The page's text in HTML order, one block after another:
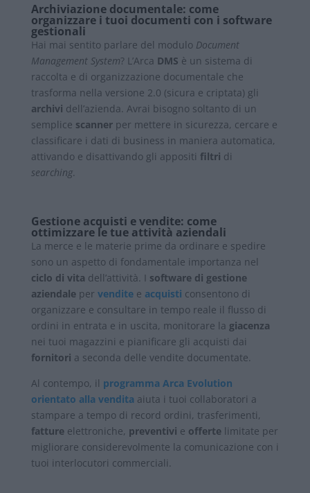
Archiviazione documentale: come
organizzare i tuoi documenti con i software
gestionali
Hai mai sentito parlare del modulo Document
Management System? L’Arca DMS è un sistema di
raccolta e di organizzazione documentale che
trasforma nella versione 2.0 (sicura e criptata) gli
archivi dell’azienda. Avrai bisogno soltanto di un
semplice scannerper mettere in sicurezza, cercare e
classificare i dati di business in maniera automatica,
attivando e disattivando gli appositi filtri di
searching.
Gestione acquisti e vendite: come
ottimizzare le tue attività aziendali
La merce e le materie prime da ordinare e spedire
sono un aspetto di fondamentale importanza nel
ciclo di vita dell’attività. I software di gestione
aziendaleper vendite e acquisti consentono di
organizzare e consultare in tempo reale il flusso di
ordini in entrata e in uscita, monitorare la giacenza
nei tuoi magazzini e pianificare gli acquisti dai
fornitori a seconda delle vendite documentate.
Al contempo, il programma Arca Evolution
orientato alla vendita aiuta i tuoi collaboratori a
stampare a tempo di record ordini, trasferimenti,
fattureelettroniche, preventivi e offerte limitate per
migliorare considerevolmente la comunicazione con i
tuoi interlocutori commerciali.